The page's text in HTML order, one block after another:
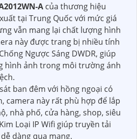
A của thương hiệu
tại Trung Quốc với mức giá
vẫn mang lại chất lượng hình
này được trang bị nhiều tính
Ngược Sáng DWDR, giúp
hình ảnh trong môi trường ánh
ban đêm với hồng ngoại có
camera này rất phù hợp để lắp
nhà phố, cửa hàng, shop, siêu
Loại IP Wifi giúp truyền tải
dàng qua mạng.